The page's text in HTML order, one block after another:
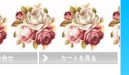
合せ カートを見る